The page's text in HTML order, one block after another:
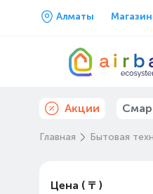
Алматы
Акции
Главная Бытовая
Цена ( ₸ )